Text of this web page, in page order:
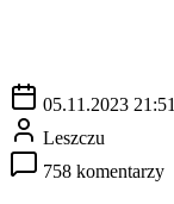
05.11.2023 21:51
Leszczu
758 komentarzy